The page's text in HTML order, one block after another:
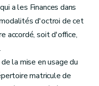
a les Finances dans
d'octroi de cet
accordé, soit d'office,
la mise en usage du
matricule de